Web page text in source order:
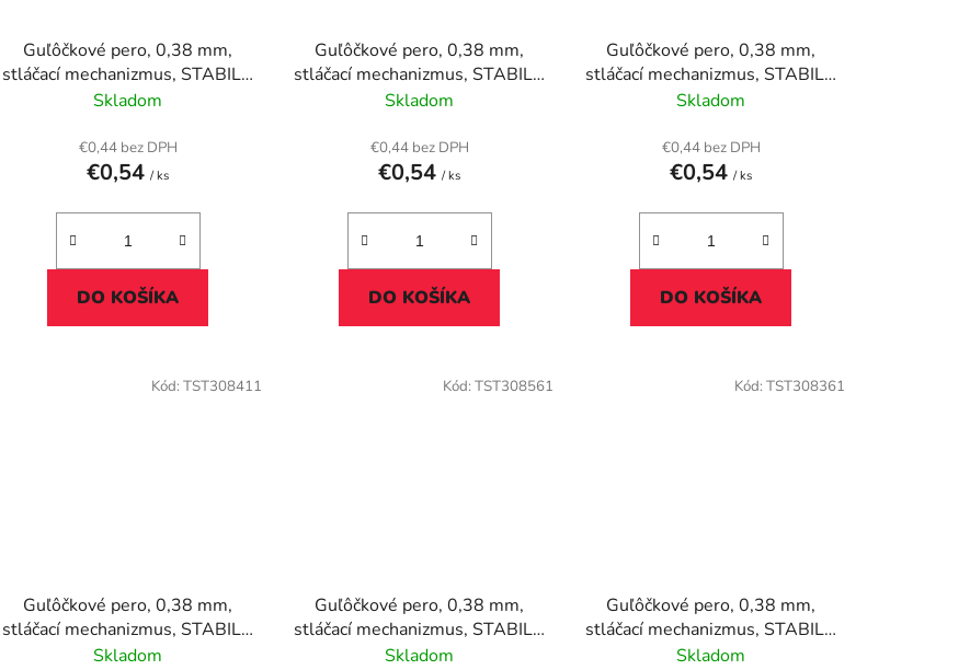
u
k
Guľôčkové pero, 0,38 mm,
stláčací mechanizmus, STABILO
"Liner 308", červené
Skladom
€0,44 bez DPH
€0,54/ ks
DO KOŠÍKA
Guľôčkové pero, 0,38 mm,
stláčací mechanizmus, STABILO
"Liner 308", čierne
Skladom
€0,44 bez DPH
€0,54/ ks
DO KOŠÍKA
Guľôčkové pero, 0,38 mm,
stláčací mechanizmus, STABILO
"Liner 308", fialové
Skladom
€0,44 bez DPH
€0,54/ ks
DO KOŠÍKA
Guľôčkové pero, 0,38 mm,
stláčací mechanizmus, STABILO
"Liner 308", modré
Skladom
Kód: TST308411
Guľôčkové pero, 0,38 mm,
stláčací mechanizmus, STABILO
"Liner 308", ružové
Skladom
Kód: TST308561
Guľôčkové pero, 0,38 mm,
stláčací mechanizmus, STABILO
"Liner 308", zelené
Skladom
Kód: TST308361